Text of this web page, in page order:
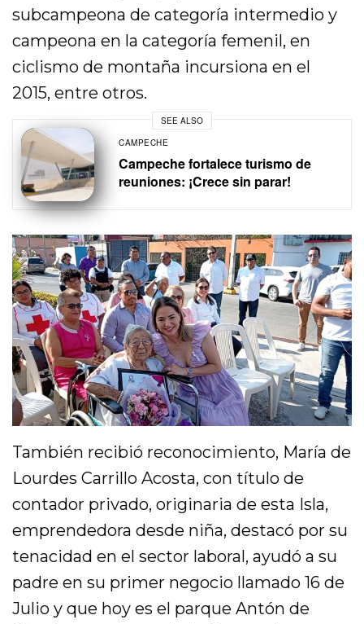
subcampeona de categoría intermedio y
campeona en la categoría femenil, en
ciclismo de montaña incursiona en el
2015, entre otros.
SEE ALSO
CAMPECHE
Campeche fortalece turismo de
reuniones: ¡Crece sin parar!
También recibió reconocimiento, María de
Lourdes Carrillo Acosta, con título de
contador privado, originaria de esta Isla,
emprendedora desde niña, destacó por su
tenacidad en el sector laboral, ayudó a su
padre en su primer negocio llamado 16 de
Julio y que hoy es el parque Antón de